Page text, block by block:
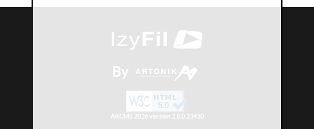
By
AKCMS 2026 version 2.8.0.23450